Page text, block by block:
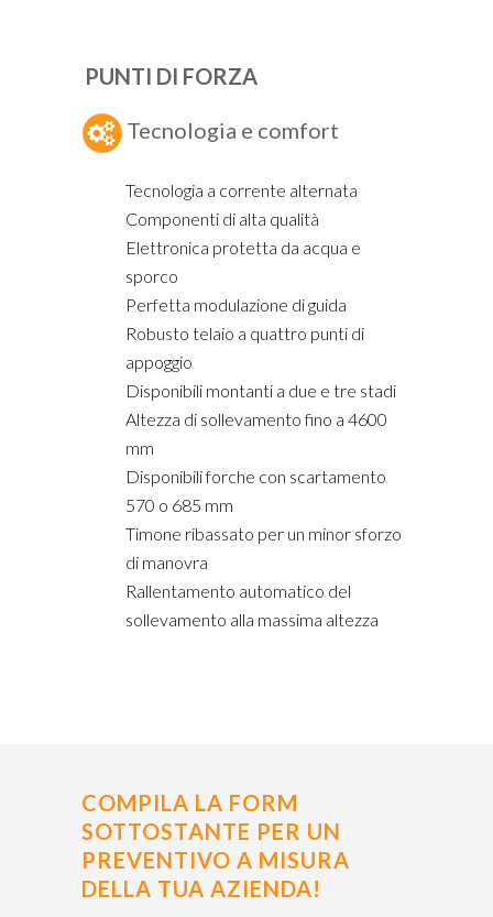
PUNTI DI FORZA
Tecnologia e comfort
Tecnologia a corrente alternata
Componenti di alta qualità
Elettronica protetta da acqua e
sporco
Perfetta modulazione di guida
Robusto telaio a quattro punti di
appoggio
Disponibili montanti a due e tre stadi
Altezza di sollevamento fino a 4600
mm
Disponibili forche con scartamento
570 o 685 mm
Timone ribassato per un minor sforzo
di manovra
Rallentamento automatico del
sollevamento alla massima altezza
COMPILA LA FORM
SOTTOSTANTE PER UN
PREVENTIVO A MISURA
DELLA TUA AZIENDA!